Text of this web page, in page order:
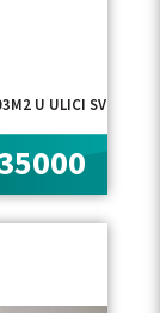
U ULICI